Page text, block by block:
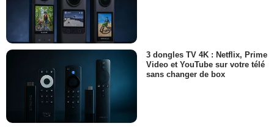
3 dongles TV 4K : Netflix, Prime
Video et YouTube sur votre télé
sans changer de box